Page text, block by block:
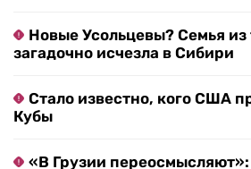
Новые Усольцевы? Семья из
загадочно исчезла в Сибири
Стало известно, кого США
Кубы
«В Грузии